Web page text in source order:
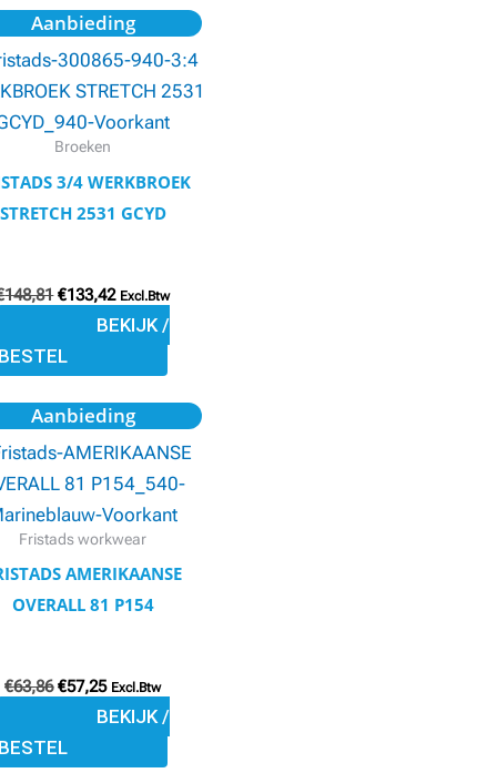
Aanbieding
Broeken
3/4 WERKBROEK
STRETCH 2531 GCYD
148,81
Oorspronkelijke
prijs
was:
€133,42
Huidige
prijs
is:
Excl.Btw
BEKIJK /
BESTEL
Dit
product
heeft
meerdere
variaties.
Deze
optie
worden
op
Aanbieding
Fristads workwear
AMERIKAANSE
OVERALL 81 P154
€63,86
Oorspronkelijke
prijs
was:
€57,25
Huidige
prijs
is:
Excl.Btw
BEKIJK /
BESTEL
Dit
product
heeft
meerdere
variaties.
Deze
optie
worden
op